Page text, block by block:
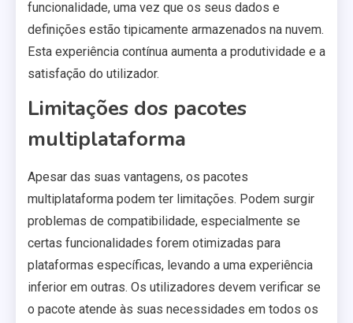
funcionalidade, uma vez que os seus dados e
definições estão tipicamente armazenados na nuvem.
Esta experiência contínua aumenta a produtividade e a
satisfação do utilizador.
Limitações dos pacotes
multiplataforma
Apesar das suas vantagens, os pacotes
multiplataforma podem ter limitações. Podem surgir
problemas de compatibilidade, especialmente se
certas funcionalidades forem otimizadas para
plataformas específicas, levando a uma experiência
inferior em outras. Os utilizadores devem verificar se
o pacote atende às suas necessidades em todos os